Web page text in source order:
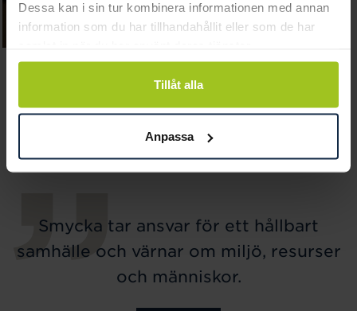
Dessa kan i sin tur kombinera informationen med annan
information som du har tillhandahållit eller som de har
Tillåt alla
Anpassa
Antique Combo
Mockberg
Vintage Watch
Smycka tar ansvar för ett hållbart
samhälle och värnar om miljö, resurser
och människor.